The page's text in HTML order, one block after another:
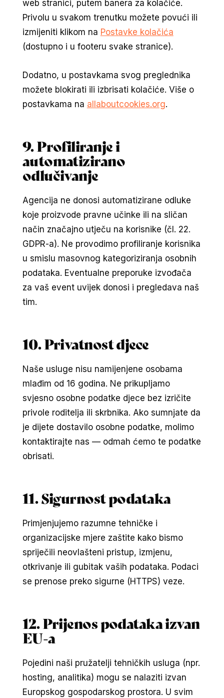
web stranici, putem banera za kolačiće.
Privolu u svakom trenutku možete povući ili
izmijeniti klikom na Postavke kolačića
(dostupno i u footeru svake stranice).
Dodatno, u postavkama svog preglednika
možete blokirati ili izbrisati kolačiće. Više o
postavkama na allaboutcookies.org.
9. Profiliranje i
automatizirano
odlučivanje
Agencija ne donosi automatizirane odluke
koje proizvode pravne učinke ili na sličan
način značajno utječu na korisnike (čl. 22.
GDPR-a). Ne provodimo profiliranje korisnika
u smislu masovnog kategoriziranja osobnih
podataka. Eventualne preporuke izvođača
za vaš event uvijek donosi i pregledava naš
tim.
10. Privatnost djece
Naše usluge nisu namijenjene osobama
mlađim od 16 godina. Ne prikupljamo
svjesno osobne podatke djece bez izričite
privole roditelja ili skrbnika. Ako sumnjate da
je dijete dostavilo osobne podatke, molimo
kontaktirajte nas — odmah ćemo te podatke
obrisati.
11. Sigurnost podataka
Primjenjujemo razumne tehničke i
organizacijske mjere zaštite kako bismo
spriječili neovlašteni pristup, izmjenu,
otkrivanje ili gubitak vaših podataka. Podaci
se prenose preko sigurne (HTTPS) veze.
12. Prijenos podataka izvan
EU-a
Pojedini naši pružatelji tehničkih usluga (npr.
hosting, analitika) mogu se nalaziti izvan
Europskog gospodarskog prostora. U svim